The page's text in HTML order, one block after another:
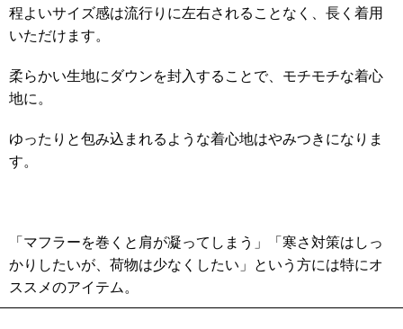
程よいサイズ感は流行りに左右されることなく、長く着用
いただけます。
柔らかい生地にダウンを封入することで、モチモチな着心
地に。
ゆったりと包み込まれるような着心地はやみつきになりま
す。
「マフラーを巻くと肩が凝ってしまう」「寒さ対策はしっ
かりしたいが、荷物は少なくしたい」という方には特にオ
ススメのアイテム。